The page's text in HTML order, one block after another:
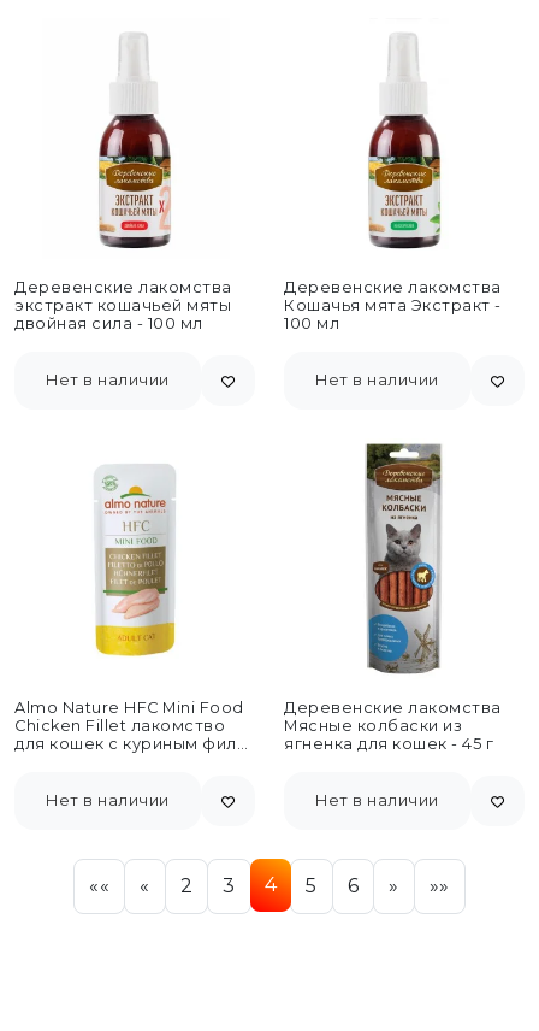
Деревенские лакомства
экстракт кошачьей мяты
двойная сила - 100 мл
Нет в наличии
Деревенские лакомства
Кошачья мята Экстракт -
100 мл
Нет в наличии
Almo Nature HFC Mini Food
Chicken Fillet лакомство
для кошек с куриным филе,
Нет в наличии
Деревенские лакомства
Мясные колбаски из
ягненка для кошек - 45 г
Нет в наличии
«« « 2 3 4 5 6 » »»